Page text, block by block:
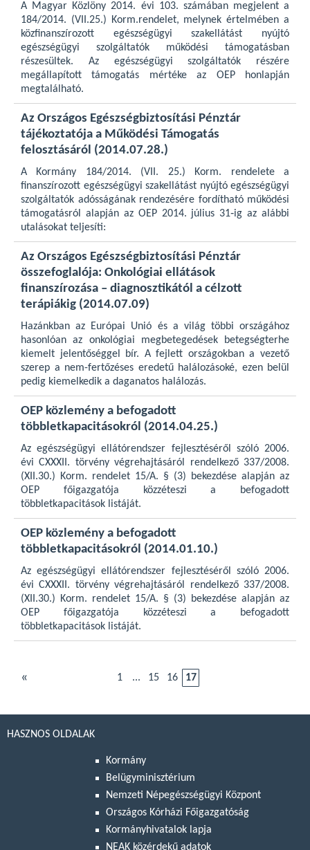
A Magyar Közlöny 2014. évi 103. számában megjelent a
184/2014. (VII.25.) Korm.rendelet, melynek értelmében a
közfinanszírozott egészségügyi szakellátást nyújtó
egészségügyi szolgáltatók működési támogatásban
részesültek. Az egészségügyi szolgáltatók részére
megállapított támogatás mértéke az OEP honlapján
megtalálható.
Az Országos Egészségbiztosítási Pénztár
tájékoztatója a Működési Támogatás
felosztásáról (2014.07.28.)
A Kormány 184/2014. (VII. 25.) Korm. rendelete a
finanszírozott egészségügyi szakellátást nyújtó egészségügyi
szolgáltatók adósságának rendezésére fordítható működési
támogatásról alapján az OEP 2014. július 31‐ig az alábbi
utalásokat teljesíti:
Az Országos Egészségbiztosítási Pénztár
összefoglalója: Onkológiai ellátások
finanszírozása – diagnosztikától a célzott
terápiákig (2014.07.09)
Hazánkban az Európai Unió és a világ többi országához
hasonlóan az onkológiai megbetegedések betegségterhe
kiemelt jelentőséggel bír. A fejlett országokban a vezető
szerep a nem-fertőzéses eredetű halálozásoké, ezen belül
pedig kiemelkedik a daganatos halálozás.
OEP közlemény a befogadott
többletkapacitásokról (2014.04.25.)
Az egészségügyi ellátórendszer fejlesztéséről szóló 2006.
évi CXXXII. törvény végrehajtásáról rendelkező 337/2008.
(XII.30.) Korm. rendelet 15/A. § (3) bekezdése alapján az
OEP főigazgatója közzéteszi a befogadott
többletkapacitások listáját.
OEP közlemény a befogadott
többletkapacitásokról (2014.01.10.)
Az egészségügyi ellátórendszer fejlesztéséről szóló 2006.
évi CXXXII. törvény végrehajtásáról rendelkező 337/2008.
(XII.30.) Korm. rendelet 15/A. § (3) bekezdése alapján az
OEP főigazgatója közzéteszi a befogadott
többletkapacitások listáját.
« 1 ... 15 16 17
HASZNOS OLDALAK
Kormány
Belügyminisztérium
Nemzeti Népegészségügyi Központ
Országos Kórházi Főigazgatóság
Kormányhivatalok lapja
NEAK közérdekű adatok